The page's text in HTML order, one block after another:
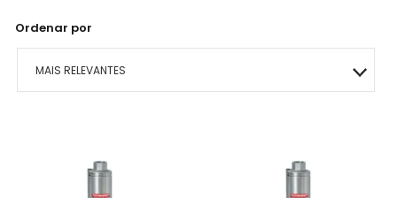
Ordenar por
MAIS RELEVANTES
MENOR PREÇO